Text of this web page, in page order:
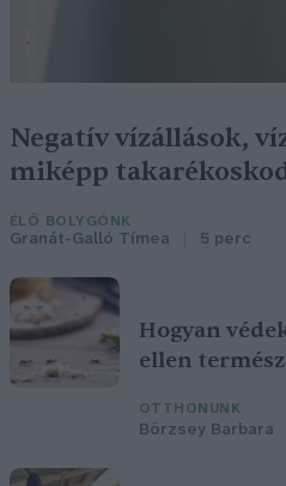
Negatív vízállások,
miképp
ÉLŐ BOLYGÓNK
Granát-Galló Tímea 5 perc
Hogyan
ellen
OTTHONUNK
Börzsey Barbara